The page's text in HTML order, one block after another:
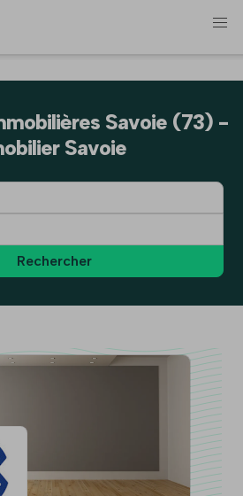
Savoie (73) -
Savoie
Rechercher